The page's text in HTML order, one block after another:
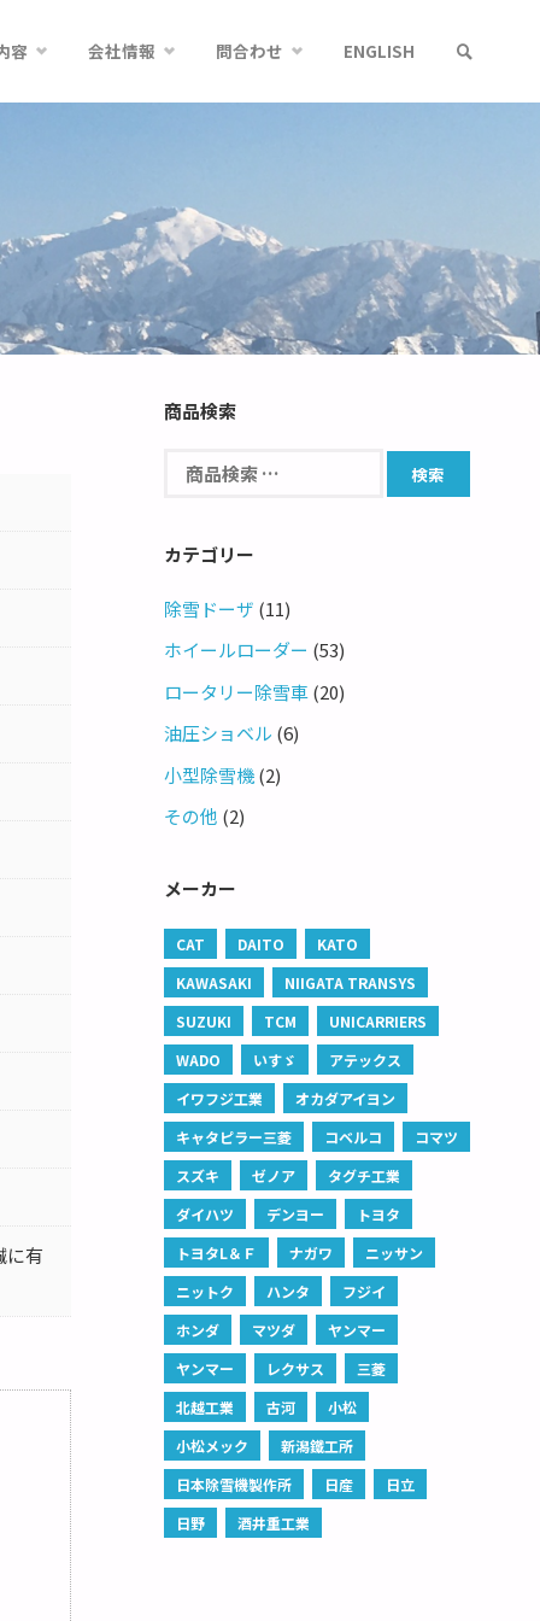
容 会社情報 問合わせ ENGLISH
有
商品検索
カテゴリー
除雪ドーザ (11)
ホイールローダー (53)
ロータリー除雪車 (20)
油圧ショベル (6)
小型除雪機 (2)
その他 (2)
メーカー
CAT DAITO
KATO
KAWASAKI
NIIGATA TRANSYS
SUZUKI
TCM
UNICARRIERS
WADO
いすゞ
アテックス
イワフジ工業
オカダアイヨン
キャタピラー三菱
コベルコ
コマツ
スズキ
ゼノア
タグチ工業
ダイハツ
デンヨー
トヨタ
トヨタL＆Ｆ
ナガワ
ニッサン
ニットク
ハンタ
フジイ
ホンダ
マツダ
ヤンマー
ヤンマー
レクサス
三菱
北越工業
古河
小松
小松メック
新潟鐵工所
日本除雪機製作所
日産
日立
日野
酒井重工業